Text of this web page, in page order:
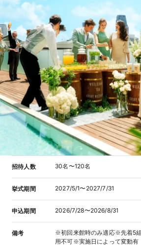
招待人数 30名〜120名
挙式期間 2027/5/1〜2027/7/31
申込期間 2026/7/28〜2026/8/31
備考
※初回来館時のみ適応※先着5
用不可※実施日によって変動有